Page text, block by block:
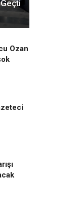
Geçti
Ozan